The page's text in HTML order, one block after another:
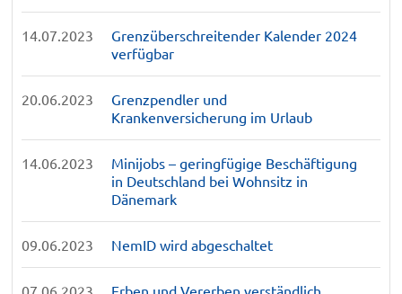
14.07.2023
Grenzüberschreitender Kalender 2024
verfügbar
20.06.2023
Grenzpendler und
Krankenversicherung im Urlaub
14.06.2023
Minijobs – geringfügige Beschäftigung
in Deutschland bei Wohnsitz in
Dänemark
09.06.2023 NemID wird abgeschaltet